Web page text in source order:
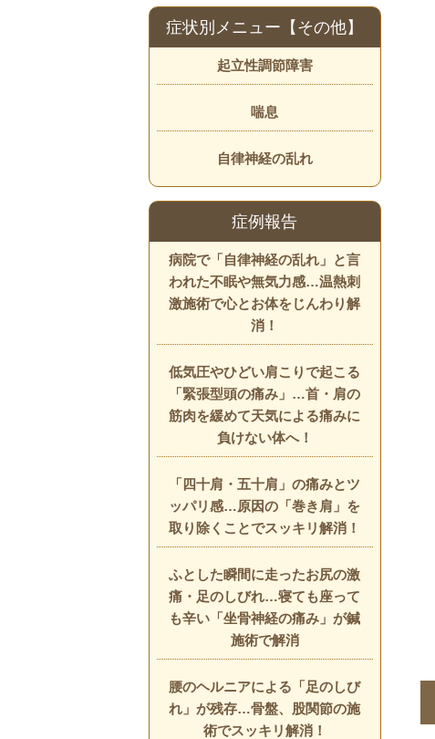
症状別メニュー【その他】
起立性調節障害
喘息
自律神経の乱れ
症例報告
病院で「自律神経の乱れ」と言
われた不眠や無気力感…温熱刺
激施術で心とお体をじんわり解
消！
低気圧やひどい肩こりで起こる
「緊張型頭の痛み」…首・肩の
筋肉を緩めて天気による痛みに
負けない体へ！
「四十肩・五十肩」の痛みとツ
ッパリ感…原因の「巻き肩」を
取り除くことでスッキリ解消！
ふとした瞬間に走ったお尻の激
痛・足のしびれ…寝ても座って
も辛い「坐骨神経の痛み」が鍼
施術で解消
腰のヘルニアによる「足のしび
れ」が残存…骨盤、股関節の施
術でスッキリ解消！